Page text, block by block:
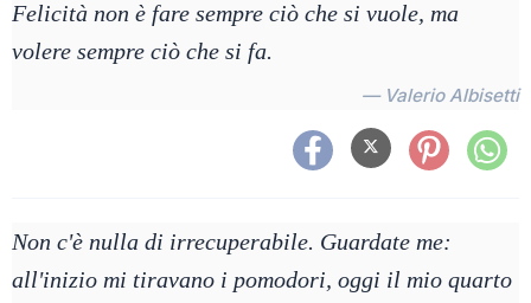
Felicità non è fare sempre ciò che si vuole, ma
volere sempre ciò che si fa.
— Valerio Albisetti
Non c'è nulla di irrecuperabile. Guardate me:
all'inizio mi tiravano i pomodori, oggi il mio quarto